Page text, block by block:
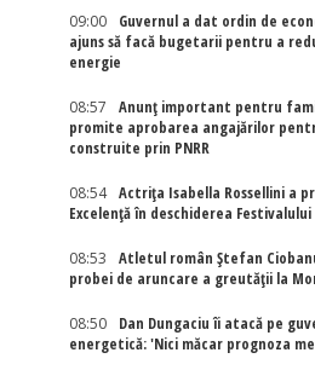
09:00
Guvernul a dat ordin de
ajuns să facă bugetarii pentru a
energie
08:57
Anunț important pentru
promite aprobarea angajărilor
construite prin PNRR
08:54
Actriţa Isabella Rossellini a
Excelenţă în deschiderea
08:53
Atletul român Ștefan
probei de aruncare a greutății la
08:50
Dan Dungaciu îi atacă pe
energetică: 'Nici măcar prognoza